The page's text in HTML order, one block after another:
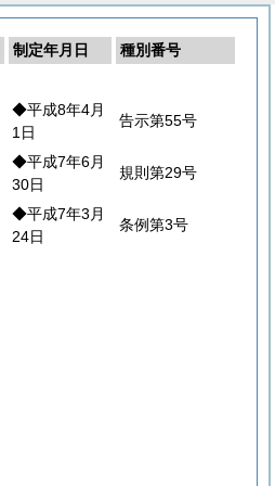
制定年月日
種別番号
◆平成8年4月
1日
告示第55号
◆平成7年6月
30日
規則第29号
◆平成7年3月
24日
条例第3号